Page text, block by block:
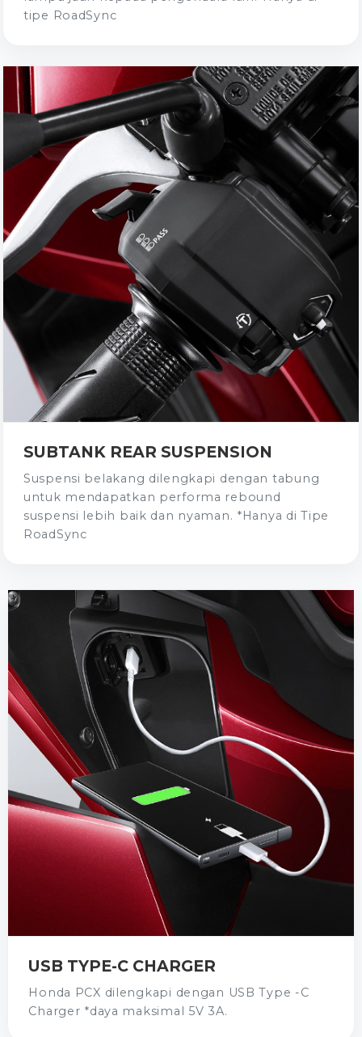
tipe RoadSync
SUBTANK REAR SUSPENSION
Suspensi belakang dilengkapi dengan tabung
untuk mendapatkan performa rebound
suspensi lebih baik dan nyaman.​ *Hanya di Tipe
RoadSync
USB TYPE-C CHARGER
Honda PCX dilengkapi dengan USB Type -C
Charger *daya maksimal 5V 3A.